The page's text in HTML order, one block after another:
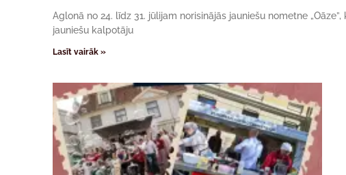
Aglonā no 24. līdz 31. jūlijam norisinājās jauniešu nometne
jauniešu kalpotāju
Lasīt vairāk »